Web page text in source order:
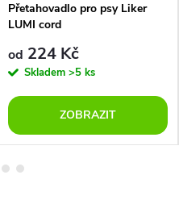
Přetahovadlo pro psy Liker
LUMI cord
od 224 Kč
Skladem >5 ks
ZOBRAZIT